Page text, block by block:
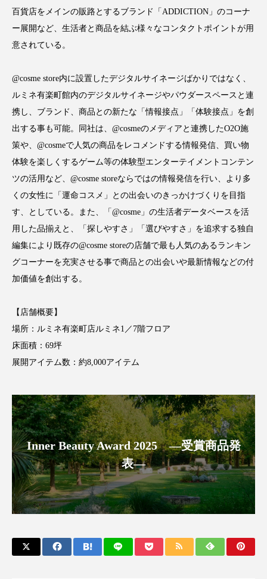
クルエルティフリー クレンジング
クローズアップ
コグニティブヘルス コスト削減
コルチゾール サステナビリティ
サステナブル美容 サプライチェーン
サロン経営 サロン連略 シャネル
スカルプ クレンジング 頻度 スカルプケア
スキンケア
スマートウォッチ スマートパッチ
スマートリング セーフプレイス
ソーシャルウェルネス ソーシャルコマース
タンパク質 ディープクレンジング
デジタルデトックス デトックス
ドライヤー 温度 髪 ダメージ ナイアシンアミド
百貨店をメインの販路とするブランド「ADDICTION」のコーナ
ー展開など、生活者と商品を結ぶ様々なコンタクトポイントが用
意されている。
@cosme store内に設置したデジタルサイネージばかりではなく、
ルミネ有楽町館内のデジタルサイネージやパウダースペースと連
携し、ブランド、商品との新たな「情報接点」「体験接点」を創
出する事も可能。同社は、@cosmeのメディアと連携したO2O施
策や、@cosmeで人気の商品をレコメンドする情報発信、買い物
体験を楽しくするゲーム等の体験型エンターテイメントコンテン
ツの活用など、@cosme storeならではの情報発信を行い、より多
くの女性に「運命コスメ」との出会いのきっかけづくりを目指
す、としている。また、「@cosme」の生活者データベースを活
用した品揃えと、「探しやすさ」「選びやすさ」を追求する独自
編集により既存の@cosme storeの店舗で最も人気のあるランキン
グコーナーを充実させる事で商品との出会いや最新情報などの付
加価値を創出する。
【店舗概要】
場所：ルミネ有楽町店ルミネ1／7階フロア
床面積：69坪
展開アイテム数：約8,000アイテム
Inner Beauty Award 2025 ―受賞商品発
表―